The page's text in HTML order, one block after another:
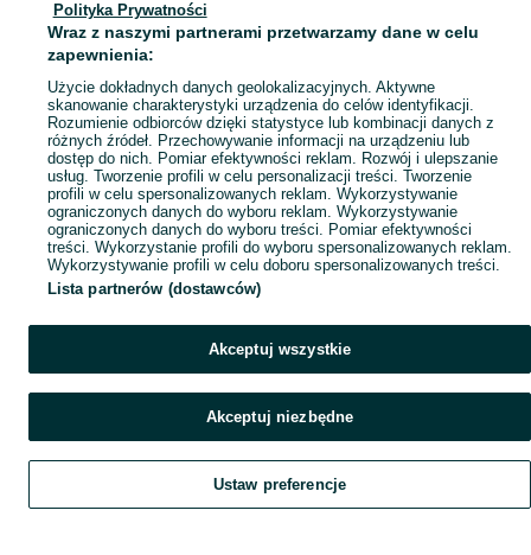
Mapa miejscowości
Mapa ministron
Szukaj Obserwujesz Dodaj Czat Konto
Polityka Prywatności
Wraz z naszymi partnerami przetwarzamy dane w celu
zapewnienia:
Użycie dokładnych danych geolokalizacyjnych. Aktywne
skanowanie charakterystyki urządzenia do celów identyfikacji.
Rozumienie odbiorców dzięki statystyce lub kombinacji danych z
różnych źródeł. Przechowywanie informacji na urządzeniu lub
dostęp do nich. Pomiar efektywności reklam. Rozwój i ulepszanie
usług. Tworzenie profili w celu personalizacji treści. Tworzenie
profili w celu spersonalizowanych reklam. Wykorzystywanie
ograniczonych danych do wyboru reklam. Wykorzystywanie
ograniczonych danych do wyboru treści. Pomiar efektywności
treści. Wykorzystanie profili do wyboru spersonalizowanych reklam.
Wykorzystywanie profili w celu doboru spersonalizowanych treści.
Lista partnerów (dostawców)
Akceptuj wszystkie
Akceptuj niezbędne
Ustaw preferencje